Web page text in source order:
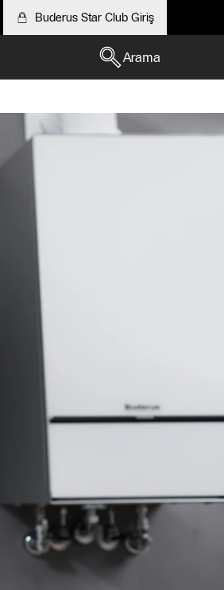
Buderus Star Club Giriş
Arama